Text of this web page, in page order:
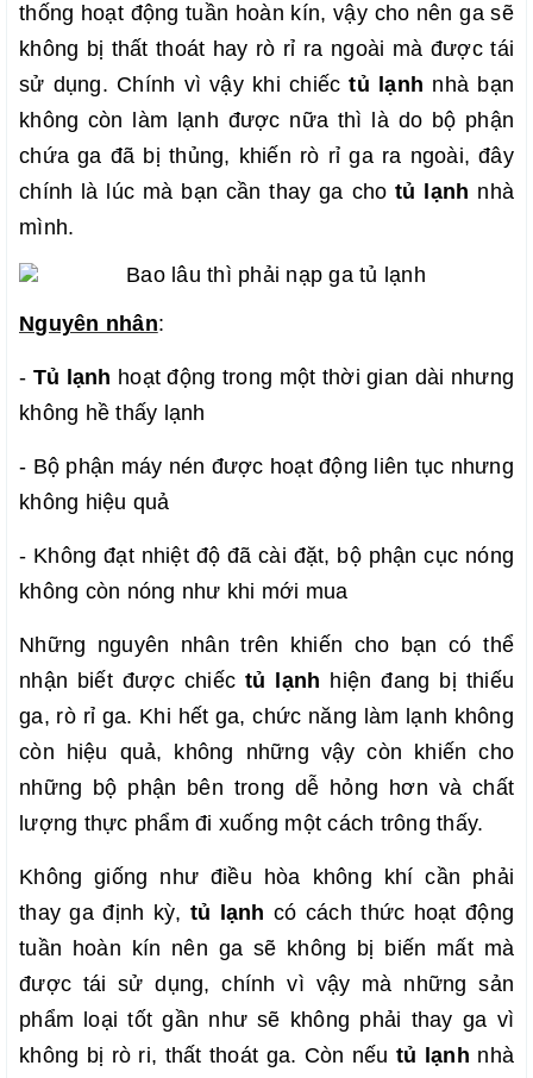
thống hoạt động tuần hoàn kín, vậy cho nên ga sẽ
không bị thất thoát hay rò rỉ ra ngoài mà được tái
sử dụng. Chính vì vậy khi chiếctủ lạnh nhà bạn
không còn làm lạnh được nữa thì là do bộ phận
chứa ga đã bị thủng, khiến rò rỉ ga ra ngoài, đây
chính là lúc mà bạn cần thay ga chotủ lạnh nhà
mình.
Nguyên nhân:
- Tủ lạnh hoạt động trong một thời gian dài nhưng
không hề thấy lạnh
- Bộ phận máy nén được hoạt động liên tục nhưng
không hiệu quả
- Không đạt nhiệt độ đã cài đặt, bộ phận cục nóng
không còn nóng như khi mới mua
Những nguyên nhân trên khiến cho bạn có thể
nhận biết được chiếctủ lạnh hiện đang bị thiếu
ga, rò rỉ ga. Khi hết ga, chức năng làm lạnh không
còn hiệu quả, không những vậy còn khiến cho
những bộ phận bên trong dễ hỏng hơn và chất
lượng thực phẩm đi xuống một cách trông thấy.
Không giống như điều hòa không khí cần phải
thay ga định kỳ, tủ lạnh có cách thức hoạt động
tuần hoàn kín nên ga sẽ không bị biến mất mà
được tái sử dụng, chính vì vậy mà những sản
phẩm loại tốt gần như sẽ không phải thay ga vì
không bị rò ri, thất thoát ga. Còn nếu tủ lạnh nhà